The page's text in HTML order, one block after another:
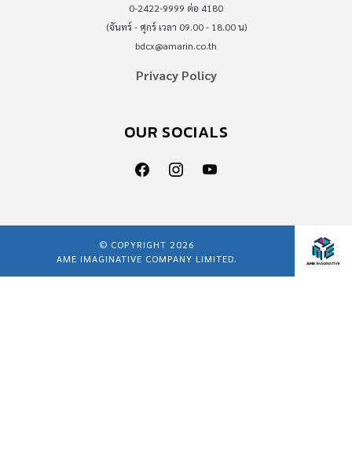
0-2422-9999 ต่อ 4180
(จันทร์ - ศุกร์ เวลา 09.00 - 18.00 น)
bdcx@amarin.co.th
Privacy Policy
OUR SOCIALS
© COPYRIGHT 2026
AME IMAGINATIVE COMPANY LIMITED.